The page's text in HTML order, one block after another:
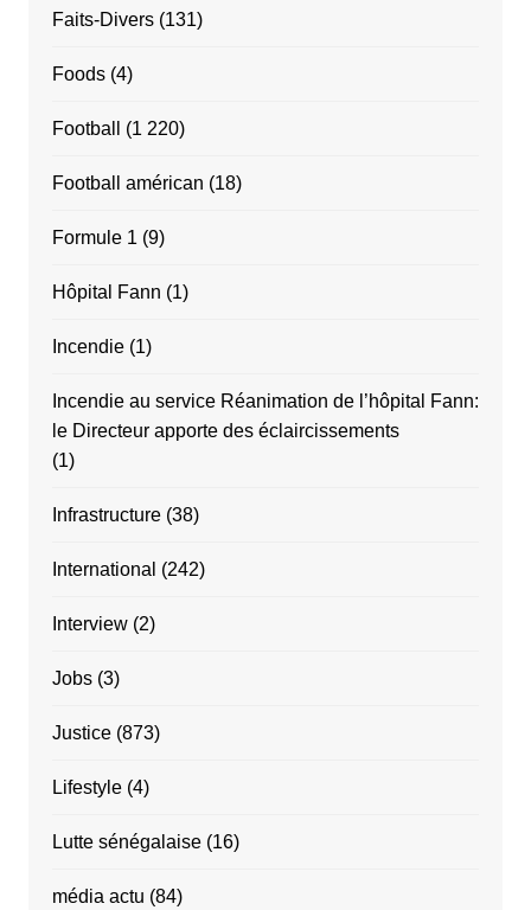
Faits-Divers(131)
Foods(4)
Football (1 220)
Football américan (18)
Formule 1 (9)
Hôpital Fann (1)
Incendie(1)
Incendie au service Réanimation de l’hôpital Fann:
le Directeur apporte des éclaircissements
(1)
Infrastructure(38)
International (242)
Interview(2)
Jobs(3)
Justice(873)
Lifestyle(4)
Lutte sénégalaise(16)
média actu (84)